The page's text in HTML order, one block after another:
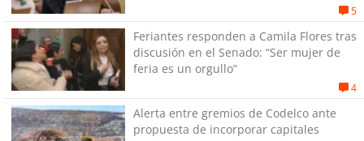
5
Feriantes responden a Camila Flores tras
discusión en el Senado: “Ser mujer de
feria es un orgullo”
4
Alerta entre gremios de Codelco ante
propuesta de incorporar capitales